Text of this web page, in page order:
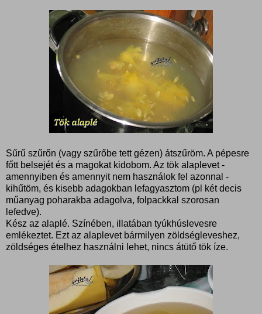
Sűrű szűrőn (vagy szűrőbe tett gézen) átszűröm. A pépesre
főtt belsejét és a magokat kidobom. Az tök alaplevet -
amennyiben és amennyit nem használok fel azonnal -
kihűtöm, és kisebb adagokban lefagyasztom (pl két decis
műanyag poharakba adagolva, folpackkal szorosan
lefedve).
Kész az alaplé. Színében, illatában tyúkhúslevesre
emlékeztet. Ezt az alaplevet bármilyen zöldségleveshez,
zöldséges ételhez használni lehet, nincs átütő tök íze.